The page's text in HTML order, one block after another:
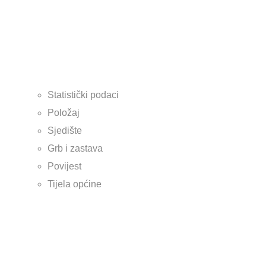
Statistički podaci
Položaj
Sjedište
Grb i zastava
Povijest
Tijela općine